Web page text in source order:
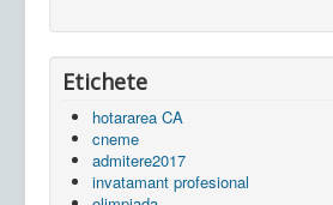
Etichete
hotararea CA
cneme
admitere2017
invatamant profesional